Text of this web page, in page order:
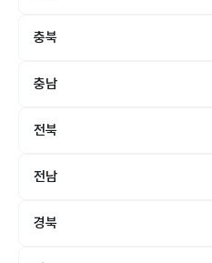
충북
충남
전북
전남
경북